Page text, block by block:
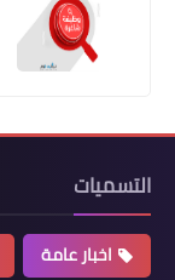
التسميات
اخبار عامة